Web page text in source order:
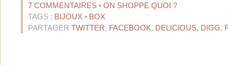
7 COMMENTAIRES • ON SHOPPE QUOI ?
TAGS : BIJOUX • BOX
PARTAGER TWITTER, FACEBOOK, DELICIOUS, DIGG,